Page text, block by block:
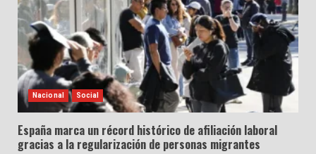
Nacional Social
España marca un récord histórico de afiliación laboral
gracias a la regularización de personas migrantes